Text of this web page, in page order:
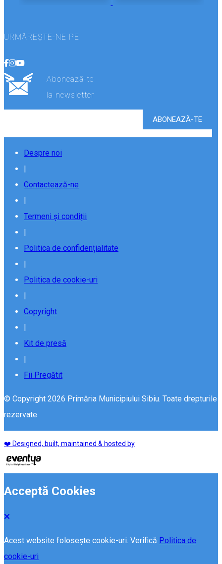
URMĂREȘTE-NE PE
Abonează-te
la newsletter
Despre noi
|
Contactează-ne
|
Termeni și condiții
|
Politica de confidențialitate
|
Politica de cookie-uri
|
Copyright
|
Kit de presă
|
Fii Pregătit
© Copyright 2026 Primăria Municipiului Sibiu. Toate drepturile
rezervate
❤️ Designed, built, maintained & hosted by
Acceptă Cookies
Acest website folosește cookie-uri. Verifică Politica de
cookie-uri